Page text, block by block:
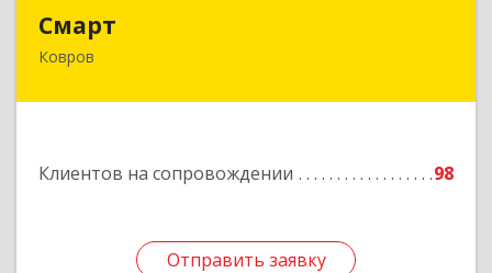
Смарт
Ковров
Клиентов на сопровождении 98
Отправить заявку
601900, Владимирская обл, Ковров г, Труда ул,
Отправить заявку